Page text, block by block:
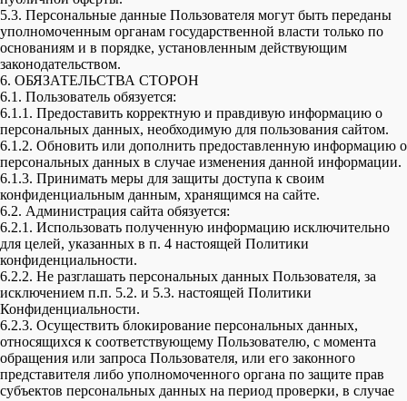
5.3. Персональные данные Пользователя могут быть переданы
уполномоченным органам государственной власти только по
основаниям и в порядке, установленным действующим
законодательством.
6. ОБЯЗАТЕЛЬСТВА СТОРОН
6.1. Пользователь обязуется:
6.1.1. Предоставить корректную и правдивую информацию о
персональных данных, необходимую для пользования сайтом.
6.1.2. Обновить или дополнить предоставленную информацию о
персональных данных в случае изменения данной информации.
6.1.3. Принимать меры для защиты доступа к своим
конфиденциальным данным, хранящимся на сайте.
6.2. Администрация сайта обязуется:
6.2.1. Использовать полученную информацию исключительно
для целей, указанных в п. 4 настоящей Политики
конфиденциальности.
6.2.2. Не разглашать персональных данных Пользователя, за
исключением п.п. 5.2. и 5.3. настоящей Политики
Конфиденциальности.
6.2.3. Осуществить блокирование персональных данных,
относящихся к соответствующему Пользователю, с момента
обращения или запроса Пользователя, или его законного
представителя либо уполномоченного органа по защите прав
субъектов персональных данных на период проверки, в случае